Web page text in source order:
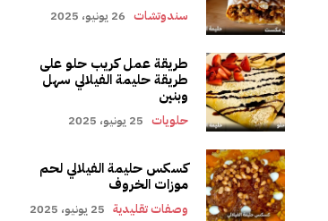
سندوتشات 26 يونيو، 2025
طريقة عمل كريب حلو على
طريقة حليمة الفيلالي سهل
وبنين
حلويات 25 يونيو، 2025
كسكس حليمة الفيلالي لحم
موزات الخروف
وصفات تقليدية 25 يونيو، 2025